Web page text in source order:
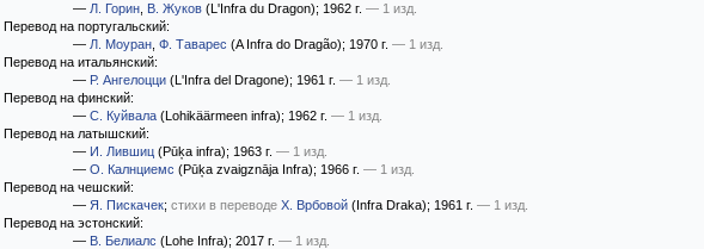
— Л. Горин В. Жуков (L'Infra du Dragon); 1962 г. — 1 изд.
Перевод на португальский:
— Л. Моуран Ф. Таварес (A Infra do Dragão); 1970 г. — 1 изд.
Перевод на итальянский:
— Р. Ангелоцци (L'Infra del Dragone); 1961 г. — 1 изд.
Перевод на финский:
— С. Куйвала (Lohikäärmeen infra); 1962 г. — 1 изд.
Перевод на латышский:
— И. Лившиц (Pūķa infra); 1963 г. — 1 изд.
— О. Калнциемс (Pūķa zvaigznāja Infra); 1966 г. — 1 изд.
Перевод на чешский:
— Я. Пискачек; стихи в переводе Х. Врбовой (Infra Draka); 1961 г. — 1 изд.
Перевод на эстонский:
— В. Белиалс (Lohe Infra); 2017 г. — 1 изд.